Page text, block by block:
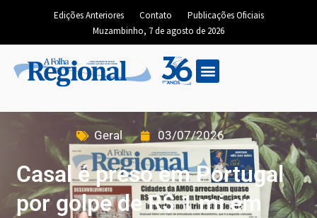
Edições Anteriores Contato
Publicações Oficiais
Muzambinho, 7 de agosto de 2026
Geral 03/07/2026
Casal é preso em Portugal
por golpe de R$ 1 mi em